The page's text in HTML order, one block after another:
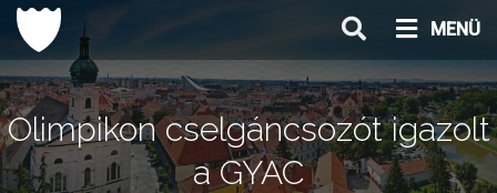
Ugrás
tartalomhoz
MENÜ
Olimpikon cselgáncsozót igazolt
a GYAC